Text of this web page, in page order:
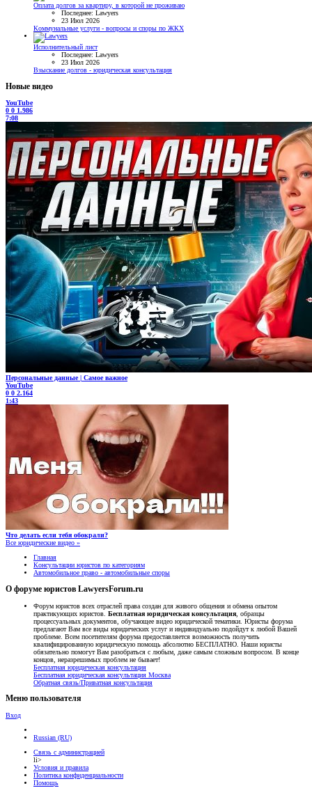
Оплата долгов за квартиру, в которой не проживаю
Последнее: Lawyers
23 Июл 2026
Коммунальные услуги - вопросы и споры по ЖКХ
Исполнительный лист
Последнее: Lawyers
23 Июл 2026
Взыскание долгов - юридическая консультация
Новые видео
YouTube
0 0 1.986
7:08
Персональные данные | Самое важное
YouTube
0 0 2.164
1:43
Что делать если тебя обокрали?
Все юридические видео »
Главная
Консультации юристов по категориям
Автомобильное право - автомобильные споры
О форуме юристов LawyersForum.ru
Форум юристов всех отраслей права создан для живого общения и обмена опытом
практикующих юристов. Бесплатная юридическая консультация , образцы
процессуальных документов, обучающее видео юридической тематики. Юристы форума
предлагают Вам все виды юридических услуг и индивидуально подойдут к любой Вашей
проблеме. Всем посетителям форума предоставляется возможность получить
квалифицированную юридическую помощь абсолютно БЕСПЛАТНО. Наши юристы
обязательно помогут Вам разобраться с любым, даже самым сложным вопросом. В конце
концов, неразрешимых проблем не бывает!
Бесплатная юридическая консультация
Бесплатная юридическая консультация Москва
Обратная связь/Приватная консультация
Меню пользователя
Вход
Russian (RU)
Связь с администрацией
li>
Условия и правила
Политика конфиденциальности
Помощь